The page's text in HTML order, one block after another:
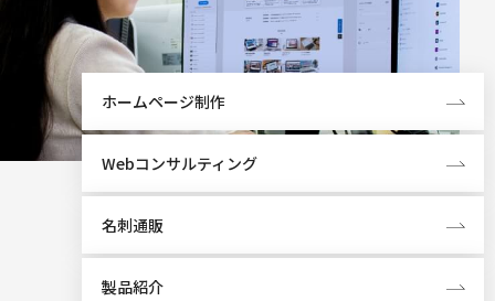
ホームページ制作
Webコンサルティング
名刺通販
製品紹介